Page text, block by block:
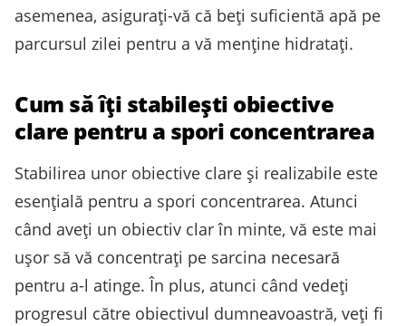
asemenea, asigurați-vă că beți suficientă apă pe
parcursul zilei pentru a vă menține hidratați.
Cum să îți stabilești obiective
clare pentru a spori concentrarea
Stabilirea unor obiective clare și realizabile este
esențială pentru a spori concentrarea. Atunci
când aveți un obiectiv clar în minte, vă este mai
ușor să vă concentrați pe sarcina necesară
pentru a-l atinge. În plus, atunci când vedeți
progresul către obiectivul dumneavoastră, veți fi